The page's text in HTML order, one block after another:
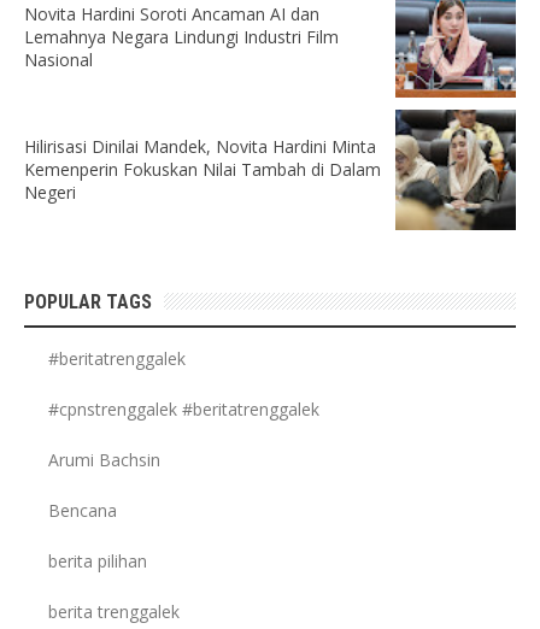
Novita Hardini Soroti Ancaman AI dan
Lemahnya Negara Lindungi Industri Film
Nasional
Hilirisasi Dinilai Mandek, Novita Hardini Minta
Kemenperin Fokuskan Nilai Tambah di Dalam
Negeri
POPULAR TAGS
#beritatrenggalek
#cpnstrenggalek #beritatrenggalek
Arumi Bachsin
Bencana
berita pilihan
berita trenggalek